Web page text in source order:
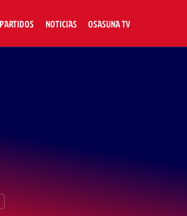
PARTIDOS NOTICIAS OSASUNA TV